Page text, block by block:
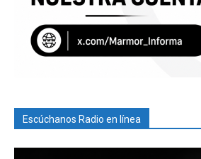
Escúchanos Radio en línea